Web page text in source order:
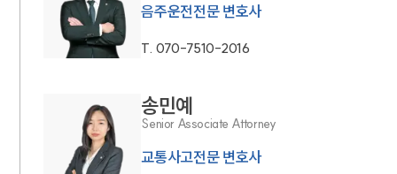
음주운전전문 변호사
T. 070-7510-2016
송민예
Senior Associate Attorney
교통사고전문 변호사